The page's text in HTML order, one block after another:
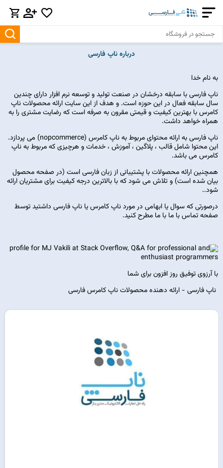
درباره ناپ فارسی
به نام خدا
ناپ فارسی با سابقه درخشان در صنعت تولید و توسعه نرم افزار دارای چندین
سال سابقه فعال در این حوزه است. و هدف از این سایت ارائه محصولات ناپ
کامرس با بهترین کیفیت و قیمتی مقرون به صرفه است که رضایت مشتری را به
همراه خواهد داشت.
ناپ فارسی به ارائه محتوای مربوط به ناپ کامرس (nopcommerce) می پردازد.
این محتوا شامل قالب ، پلاگین ، آموزش ، خدمات و هرچیزی که مربوط به ناپ
کامرس می باشد.
همچنین ارائه محصولات با پشتیبانی از زبان فارسی است (در صفحه محصول
بیان شده است) و تلاش می شود که با بالاترین درجه کیفیت برای مشتریان ارائه
شود..
درصورتی که سوال یا ابهامی در مورد ناپ کامرس یا ناپ فارسی داشتید توسط
صفحهتماس با ما با ما مطرح کنید.
با آرزوی توفیق روز افزون برای شما
ناپ فارسی - ارائه دهنده محصولات ناپ کامرس فارسی